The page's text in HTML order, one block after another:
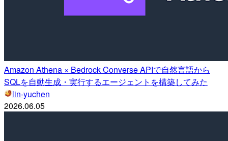
Amazon Athena × Bedrock Converse APIで自然言語から
SQLを自動生成・実行するエージェントを構築してみた
lin-yuchen
2026.06.05